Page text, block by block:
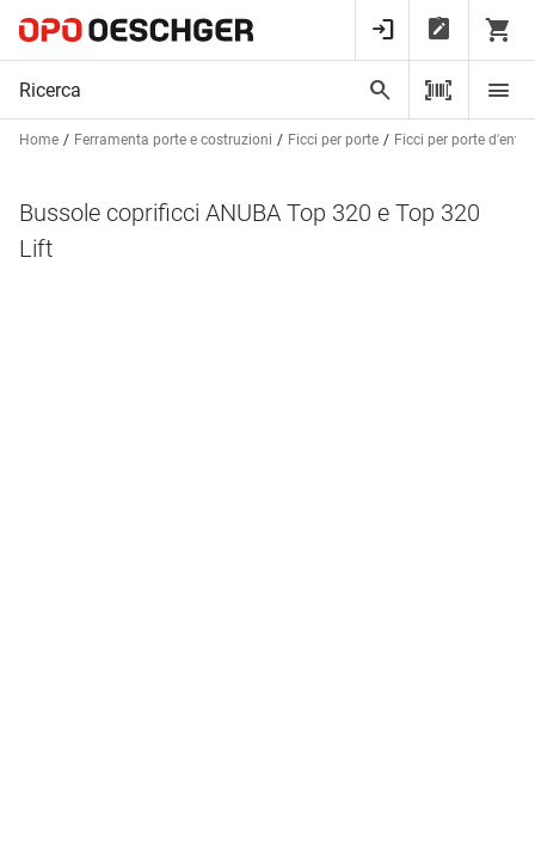
Home Ferramenta porte e costruzioni Ficci per porte Ficci per porte
Bussole coprificci ANUBA Top 320 e Top 320
Lift